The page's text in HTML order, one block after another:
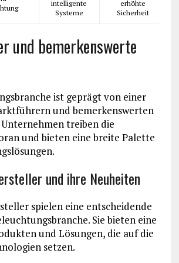
intelligente
Systeme
erhöhte
Sicherheit
und bemerkenswerte
ist geprägt von einer
und bemerkenswerten
treiben die
und bieten eine breite Palette
und ihre Neuheiten
spielen eine entscheidende
Sie bieten eine
und Lösungen, die auf die
setzen.